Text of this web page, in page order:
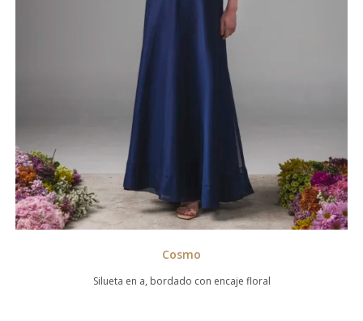
Cosmo
Silueta en a, bordado con encaje floral